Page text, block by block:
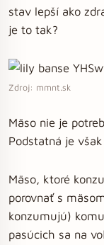
stav lepší ako
je to tak?
Zdroj: mmnt.sk
Mäso nie je
Podstatná je
Mäso, ktoré
porovnať s
konzumujú)
pasúcich sa na